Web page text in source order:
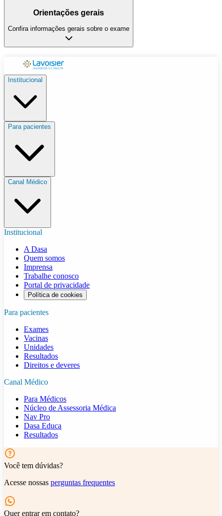
Orientações gerais
Confira informações gerais sobre o exame
Institucional
Para pacientes
Canal Médico
Institucional
A Dasa
Quem somos
Imprensa
Trabalhe conosco
Portal de privacidade
Política de cookies
Para pacientes
Exames
Vacinas
Unidades
Resultados
Direitos e deveres
Canal Médico
Para Médicos
Núcleo de Assessoria Médica
Nav Pro
Dasa Educa
Resultados
Você tem dúvidas?
Acesse nossas perguntas frequentes
Quer entrar em contato?